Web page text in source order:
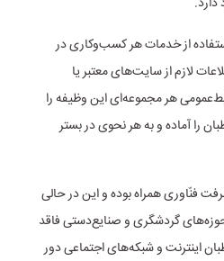
از خدمات هر کسب‌وکاری در
لازم از سایت‌های معتبر یا
هر مجموعه‌ای این وظیفه را
را آماده و به هر نحوی در بستر
فنّاوری همراه بوده و این در حالی
گردشگری و صنایع‌دستی فاقد
اینترنت و شبکه‌های اجتماعی دور